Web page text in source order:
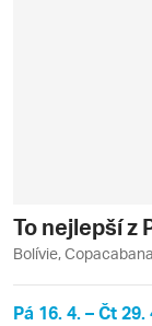
To nejlepší z
Bolívie, Copacabana
Pá 16. 4. – Čt